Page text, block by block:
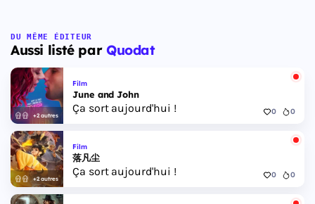
DU MÊME ÉDITEUR
Aussi listé par Quodat
+2 autres
Film
June and John
Ça sort aujourd'hui ! 0 0
+2 autres
Film
落凡尘
Ça sort aujourd'hui ! 0 0